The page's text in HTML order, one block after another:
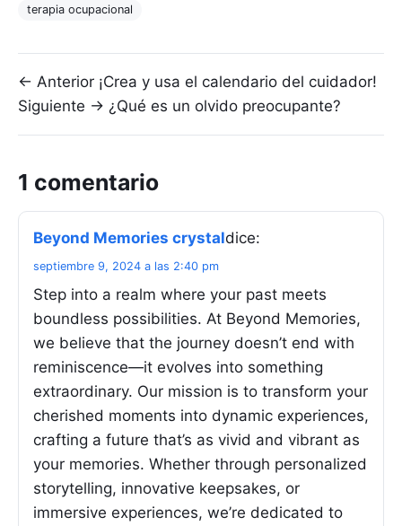
terapia ocupacional
Navegación de entradas
← Anterior ¡Crea y usa el calendario del cuidador!
Siguiente → ¿Qué es un olvido preocupante?
1 comentario
Beyond Memories crystaldice:
septiembre 9, 2024 a las 2:40 pm
Step into a realm where your past meets
boundless possibilities. At Beyond Memories,
we believe that the journey doesn’t end with
reminiscence—it evolves into something
extraordinary. Our mission is to transform your
cherished moments into dynamic experiences,
crafting a future that’s as vivid and vibrant as
your memories. Whether through personalized
storytelling, innovative keepsakes, or
immersive experiences, we’re dedicated to